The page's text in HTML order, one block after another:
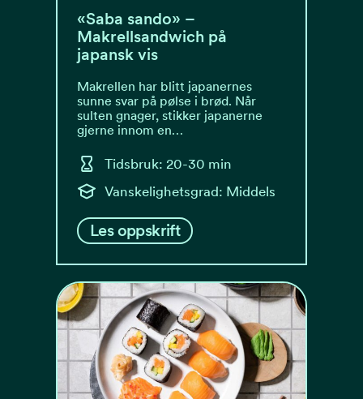
«Saba sando» –
Makrellsandwich på
japansk vis
Makrellen har blitt japanernes
sunne svar på pølse i brød. Når
sulten gnager, stikker japanerne
gjerne innom en…
Tidsbruk: 20-30 min
Vanskelighetsgrad: Middels
Les oppskrift